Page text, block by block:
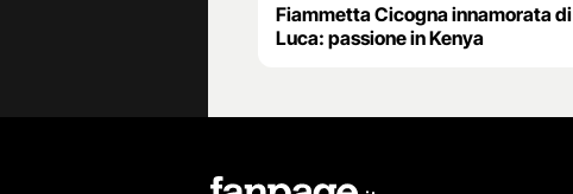
Fiammetta Cicogna innamorata di
Luca: passione in Kenya